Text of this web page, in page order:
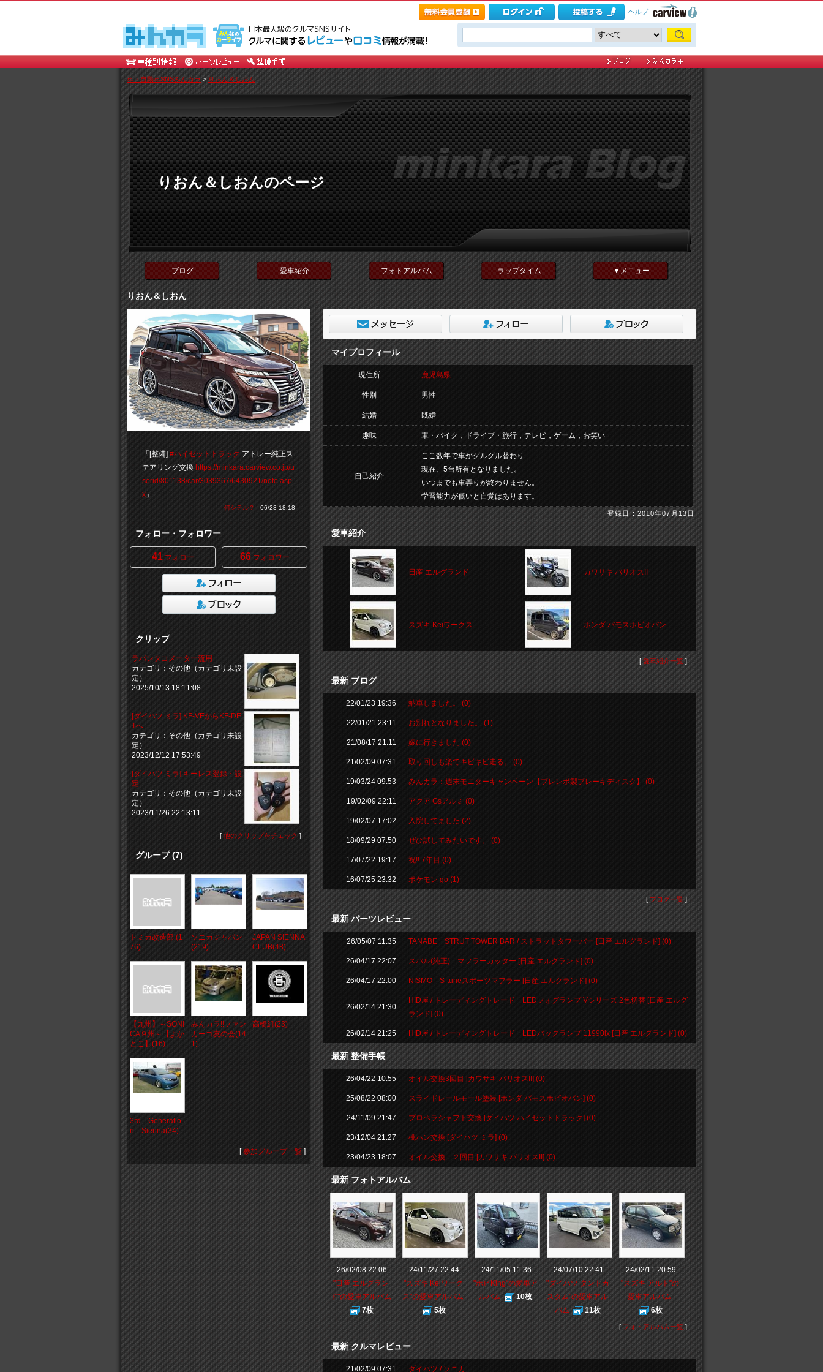
ヘルプ
車・自動車SNSみんカラ>りおん＆しおん
りおん＆しおんのページ
ブログ 愛車紹介 フォトアルバム ラップタイム ▼メニュー
りおん＆しおん
「[整備] #ハイゼットトラック アトレー純正ス
テアリング交換 https://minkara.carview.co.jp/u
serid/801138/car/3039367/6430921/note.asp
x 」
何シテル？ 06/23 18:18
フォロー・フォロワー
41フォロー 66フォロワー
クリップ
ラパンタコメーター流用
カテゴリ：その他（カテゴリ未設
定）
2025/10/13 18:11:08
[ダイハツ ミラ] KF-VEからKF-DE
Tへ
カテゴリ：その他（カテゴリ未設
定）
2023/12/12 17:53:49
[ダイハツ ミラ] キーレス登録・設
定
カテゴリ：その他（カテゴリ未設
定）
2023/11/26 22:13:11
[ 他のクリップをチェック ]
グループ (7)
トミカ改造部 (1
76)
ソニカジャパン
(219)
JAPAN SIENNA
CLUB(48)
【九州】～SONI
CA９州～【よか
とこ】(16)
みんカラ!!ファン
カーゴ友の会(14
1)
高橋組(23)
3rd Generatio
n Sienna(34)
[参加グループ一覧 ]
マイプロフィール
現住所 鹿児島県
性別 男性
結婚 既婚
趣味 車・バイク，ドライブ・旅行，テレビ，ゲーム，お笑い
自己紹介
ここ数年で車がグルグル替わり
現在、5台所有となりました。
いつまでも車弄りが終わりません。
学習能力が低いと自覚はあります。
登録日 : 2010年07月13日
愛車紹介
日産 エルグランド カワサキ バリオスII
スズキ Keiワークス ホンダ バモスホビオバン
[愛車紹介一覧]
最新 ブログ
22/01/23 19:36 納車しました。 (0)
22/01/21 23:11 お別れとなりました。 (1)
21/08/17 21:11 嫁に行きました (0)
21/02/09 07:31 取り回しも楽でキビキビ走る。 (0)
19/03/24 09:53 みんカラ：週末モニターキャンペーン【ブレンボ製ブレーキディスク】 (0)
19/02/09 22:11 アクア Gsアルミ (0)
19/02/07 17:02 入院してました (2)
18/09/29 07:50 ぜひ試してみたいです。 (0)
17/07/22 19:17 祝‼️ 7年目 (0)
16/07/25 23:32 ポケモン go (1)
[ブログ一覧]
最新 パーツレビュー
26/05/07 11:35 TANABE STRUT TOWER BAR / ストラットタワーバー [日産 エルグランド] (0)
26/04/17 22:07 スバル(純正) マフラーカッター [日産 エルグランド] (0)
26/04/17 22:00 NISMO S-tuneスポーツマフラー [日産 エルグランド] (0)
26/02/14 21:30
HID屋 / トレーディングトレード LEDフォグランプ Vシリーズ 2色切替 [日産 エルグ
ランド] (0)
26/02/14 21:25 HID屋 / トレーディングトレード LEDバックランプ 11990lx [日産 エルグランド] (0)
最新 整備手帳
26/04/22 10:55 オイル交換3回目 [カワサキ バリオスII] (0)
25/08/22 08:00 スライドレールモール塗装 [ホンダ バモスホビオバン] (0)
24/11/09 21:47 プロペラシャフト交換 [ダイハツ ハイゼットトラック] (0)
23/12/04 21:27 桃ハン交換 [ダイハツ ミラ] (0)
23/04/23 18:07 オイル交換 ２回目 [カワサキ バリオスII] (0)
最新 フォトアルバム
26/02/08 22:06
"日産 エルグラン
ド"の愛車アルバム
7枚
24/11/27 22:44
"スズキ Keiワーク
ス"の愛車アルバム
5枚
24/11/05 11:36
"ホビKing"の愛車ア
ルバム
10枚
24/07/10 22:41
"ダイハツ タントカ
スタム"の愛車アル
バム
11枚
24/02/11 20:59
"スズキ アルト"の
愛車アルバム
6枚
[ フォトアルバム一覧 ]
最新 クルマレビュー
21/02/09 07:31 ダイハツ / ソニカ